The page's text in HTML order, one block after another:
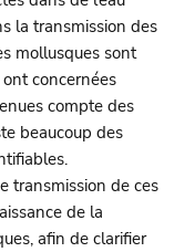
la transmission des
mollusques sont
concernées
compte des
beaucoup des
transmission de ces
de la
afin de clarifier